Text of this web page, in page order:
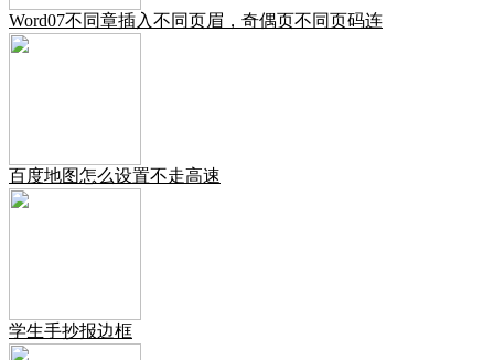
Word07不同章插入不同页眉，奇偶页不同页码连
百度地图怎么设置不走高速
学生手抄报边框